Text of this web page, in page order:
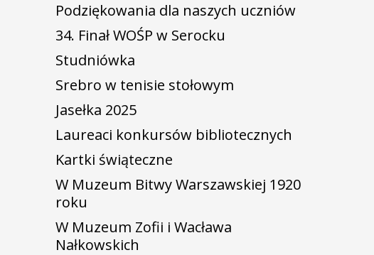
Podziękowania dla naszych uczniów
34. Finał WOŚP w Serocku
Studniówka
Srebro w tenisie stołowym
Jasełka 2025
Laureaci konkursów bibliotecznych
Kartki świąteczne
W Muzeum Bitwy Warszawskiej 1920
roku
W Muzeum Zofii i Wacława
Nałkowskich